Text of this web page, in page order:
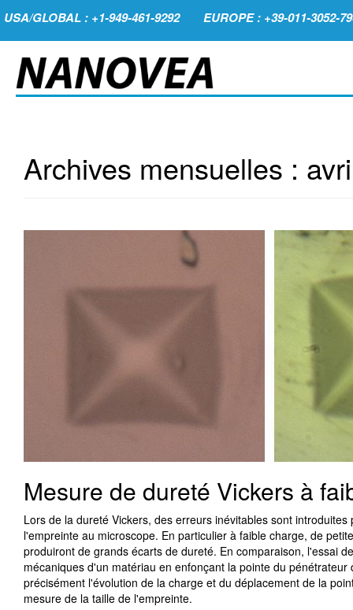
USA/GLOBAL : +1-949-461-9292 EUROPE : +39-011-3052-
Archives mensuelles :
Mesure de dureté Vickers à
Lors de la dureté Vickers, des erreurs inévitables sont
l'empreinte au microscope. En particulier à faible charge, de
produiront de grands écarts de dureté. En comparaison, l'essai
mécaniques d'un matériau en enfonçant la pointe du
précisément l'évolution de la charge et du déplacement de la
mesure de la taille de l'empreinte.